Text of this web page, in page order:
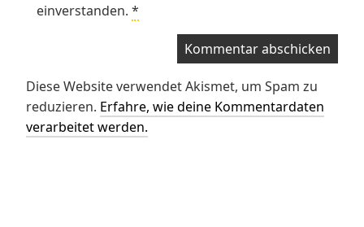
einverstanden. *
Diese Website verwendet Akismet, um Spam zu
reduzieren. Erfahre, wie deine Kommentardaten
verarbeitet werden.